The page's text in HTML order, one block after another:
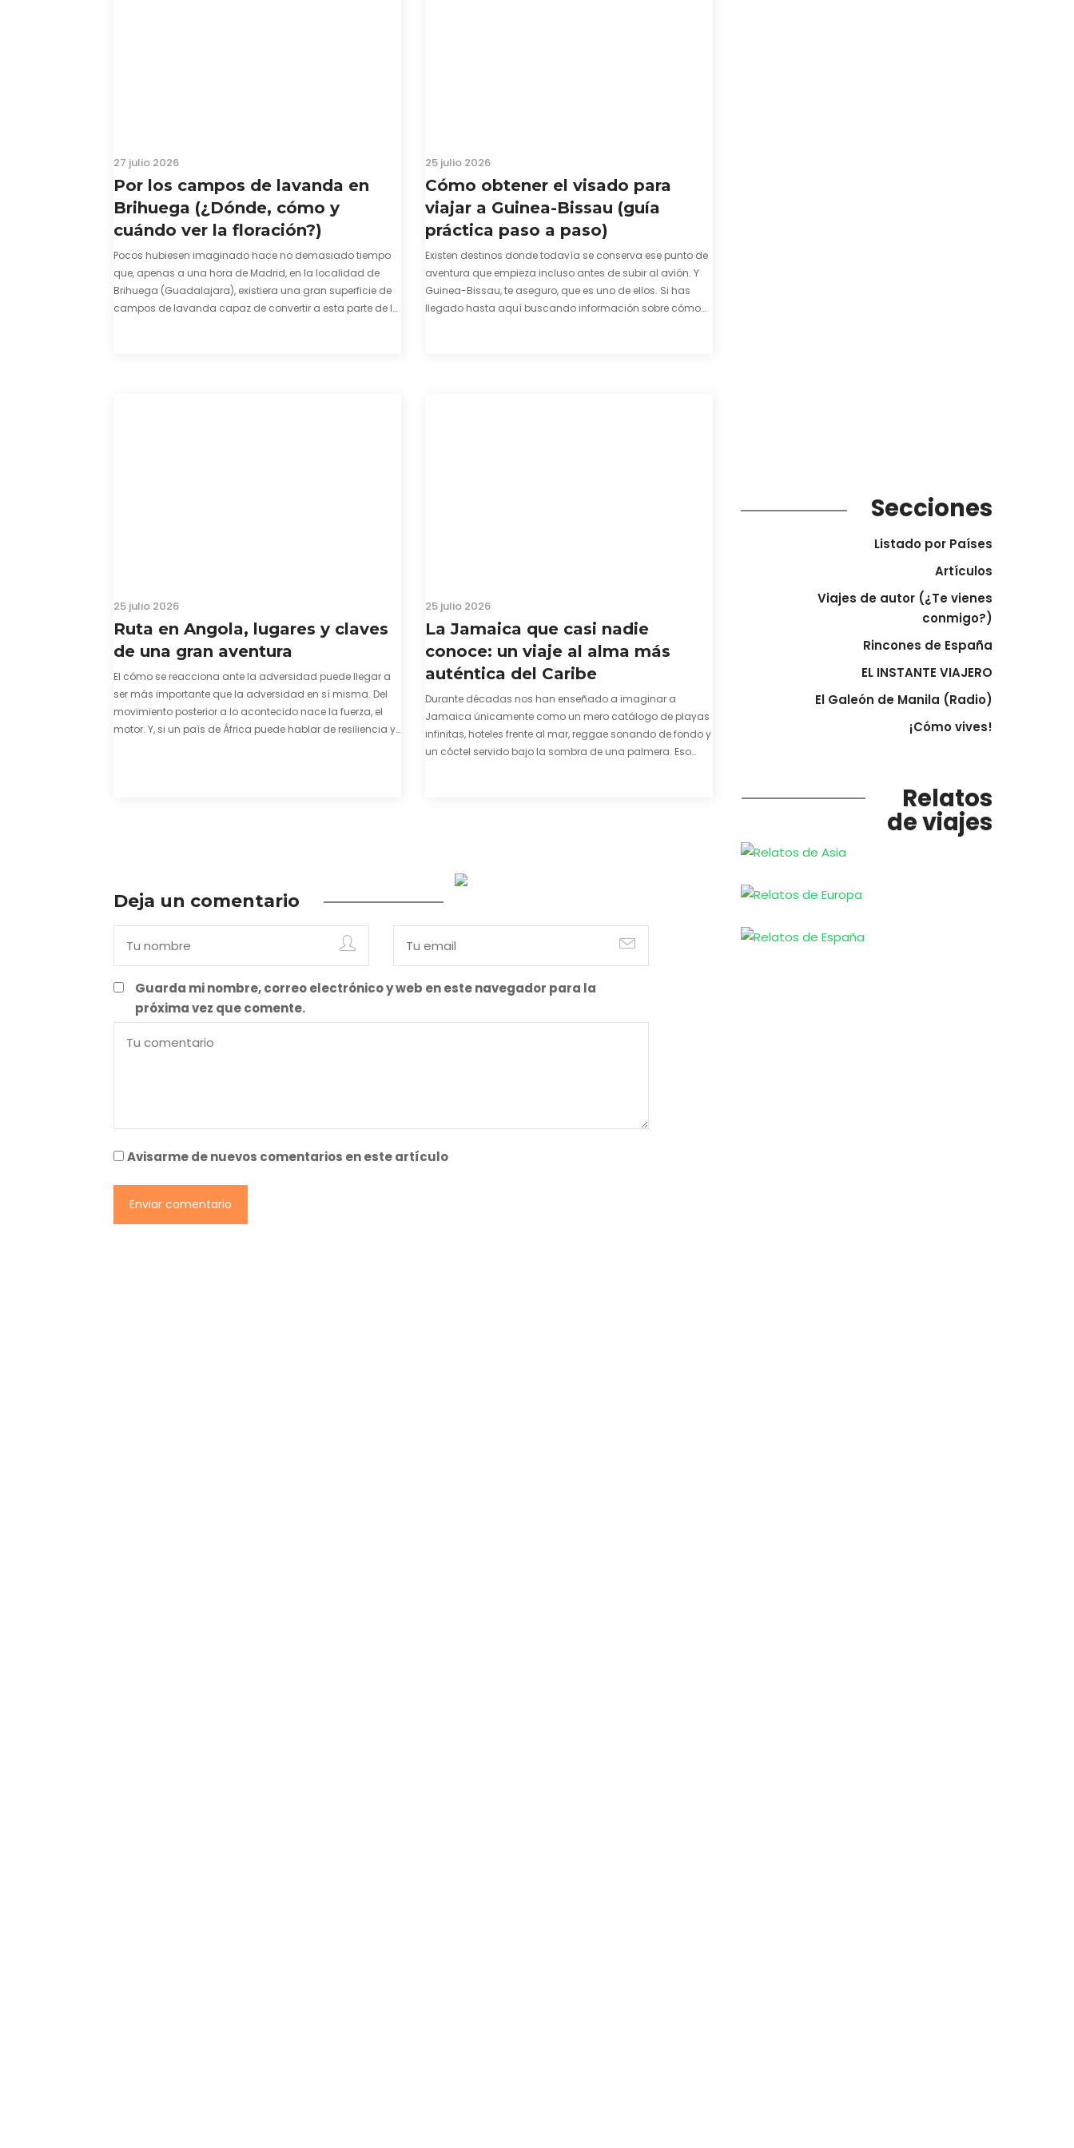
27 julio 2026
Por los campos de lavanda en
Brihuega (¿Dónde, cómo y
cuándo ver la floración?)
Pocos hubiesen imaginado hace no demasiado tiempo
que, apenas a una hora de Madrid, en la localidad de
Brihuega (Guadalajara), existiera una gran superficie de
campos de lavanda capaz de convertir a esta parte de la
25 julio 2026
Cómo obtener el visado para
viajar a Guinea-Bissau (guía
práctica paso a paso)
Existen destinos donde todavía se conserva ese punto de
aventura que empieza incluso antes de subir al avión. Y
Guinea-Bissau, te aseguro, que es uno de ellos. Si has
llegado hasta aquí buscando información sobre cómo
25 julio 2026
Ruta en Angola, lugares y claves
de una gran aventura
El cómo se reacciona ante la adversidad puede llegar a
ser más importante que la adversidad en sí misma. Del
movimiento posterior a lo acontecido nace la fuerza, el
motor. Y, si un país de África puede hablar de resiliencia y
25 julio 2026
La Jamaica que casi nadie
conoce: un viaje al alma más
auténtica del Caribe
Durante décadas nos han enseñado a imaginar a
Jamaica únicamente como un mero catálogo de playas
infinitas, hoteles frente al mar, reggae sonando de fondo y
un cóctel servido bajo la sombra de una palmera. Eso
Deja un comentario
Guarda mi nombre, correo electrónico y web en este navegador para la
próxima vez que comente.
Avisarme de nuevos comentarios en este artículo
Secciones
Listado por Países
Artículos
Viajes de autor (¿Te vienes
conmigo?)
Rincones de España
EL INSTANTE VIAJERO
El Galeón de Manila (Radio)
¡Cómo vives!
Relatos
de viajes